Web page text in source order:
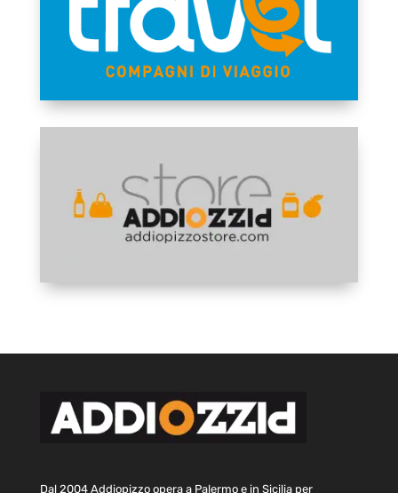
Dal 2004 Addiopizzo opera a Palermo e in Sicilia per